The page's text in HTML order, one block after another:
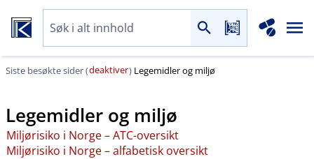
Siste besøkte sider (deaktiver) Legemidler og miljø
Legemidler og miljø
Miljørisiko i Norge – ATC-oversikt
Miljørisiko i Norge – alfabetisk oversikt